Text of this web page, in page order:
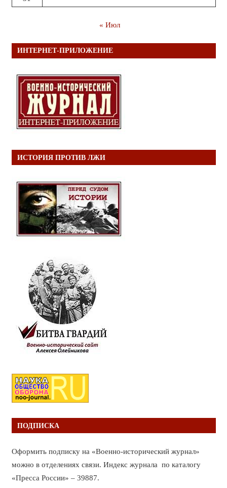
« Июл
ИНТЕРНЕТ-ПРИЛОЖЕНИЕ
ИСТОРИЯ ПРОТИВ ЛЖИ
ПОДПИСКА
Оформить подписку на «Военно-исторический журнал»
можно в отделениях связи. Индекс журнала по каталогу
«Пресса России» – 39887.